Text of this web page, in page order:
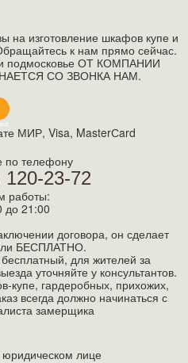
на изготовление шкафов купе и
к нам прямо сейчас.
ОТ КОМПАНИИ
СО ЗВОНКА НАМ.
МИР, Visa, MasterСard
по телефону
120-23-72
работы:
до 21:00
договора, он сделает
БЕСПЛАТНО.
для жителей за
уточняйте у консультантов.
купе, гардеробных, прихожих,
всегда должно начинаться с
замерщика
лице